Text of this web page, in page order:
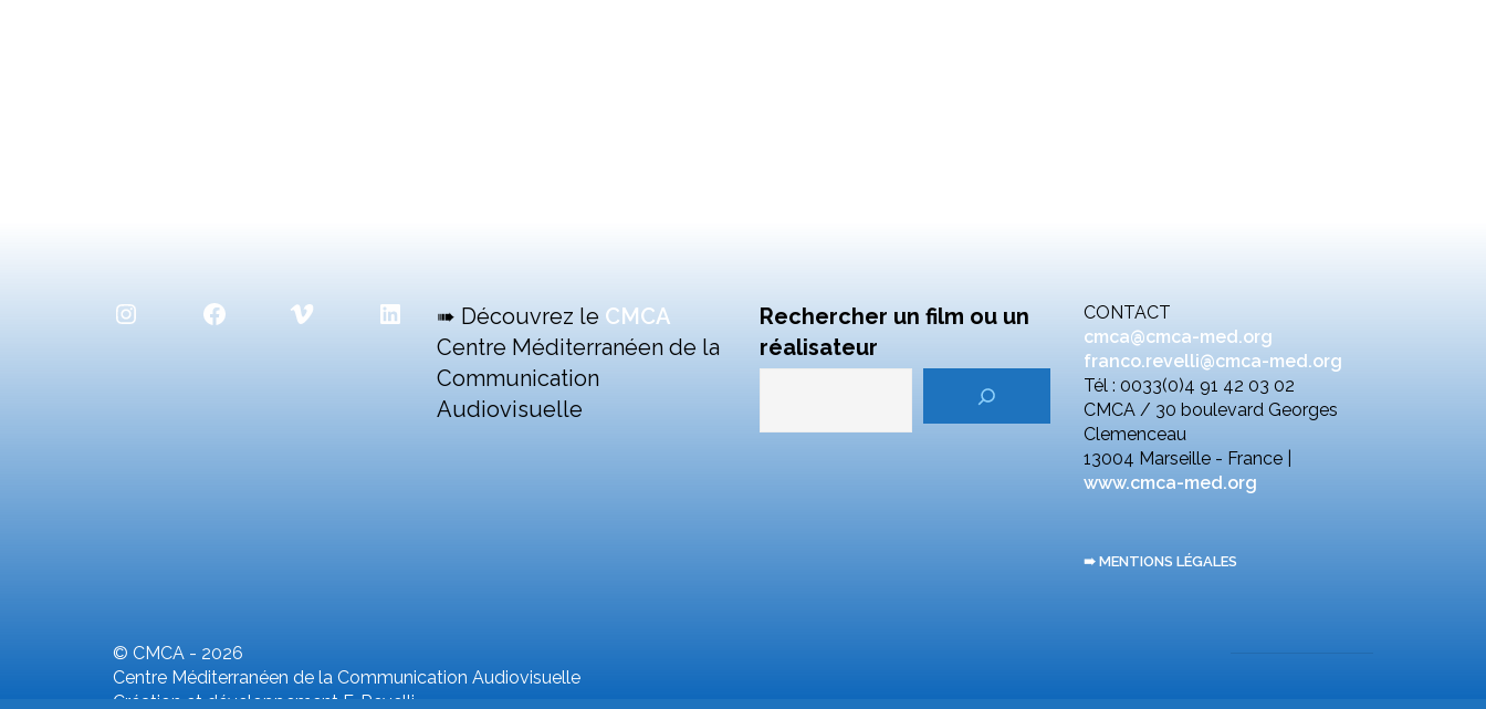
InstagramFacebookVimeo LinkedIn➠ Découvrez le CMCA
Centre Méditerranéen de la
Communication
Audiovisuelle
Rechercher un film ou un
réalisateur
CONTACT
cmca@cmca-med.org
franco.revelli@cmca-med.org
Tél : 0033(0)4 91 42 03 02
CMCA / 30 boulevard Georges
Clemenceau
13004 Marseille - France |
www.cmca-med.org
➠ MENTIONS LÉGALES
© CMCA - 2026
Centre Méditerranéen de la Communication Audiovisuelle
Création et développement F. Revelli